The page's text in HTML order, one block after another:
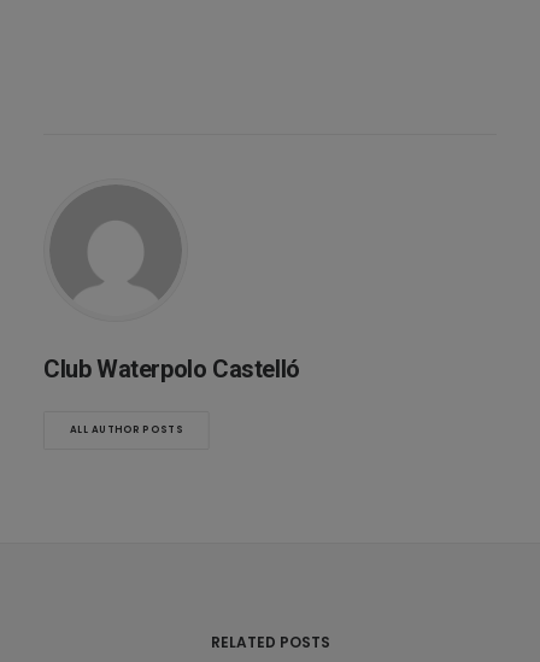
Club Waterpolo Castelló
ALL AUTHOR POSTS
RELATED POSTS